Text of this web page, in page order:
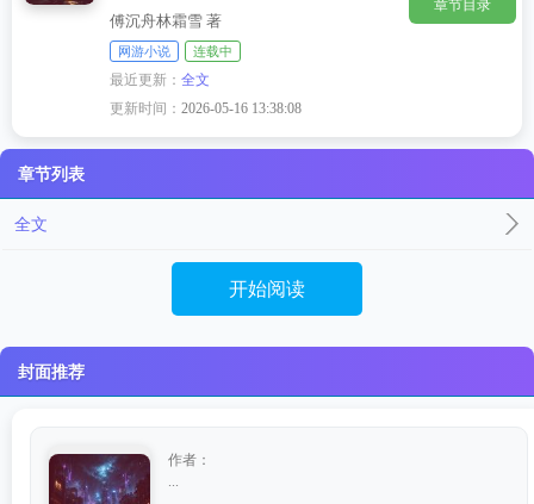
傅沉舟林霜雪 著
网游小说 连载中
最近更新：全文
更新时间：2026-05-16 13:38:08
章节目录
章节列表
全文
开始阅读
封面推荐
作者：